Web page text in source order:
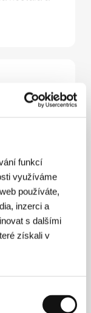
funkcí
využíváme
používáte,
inzerci a
s dalšími
získali v
Merkt
Rogowski,
SalesSBS